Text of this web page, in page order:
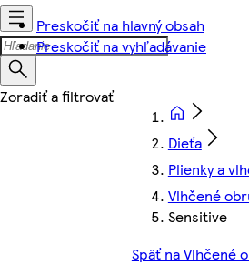
Preskočiť na hlavný obsah
Preskočiť na vyhľadávanie
Dieťa
Plienky a
Vlhčené
Sensitive
Späť na Vlhčené